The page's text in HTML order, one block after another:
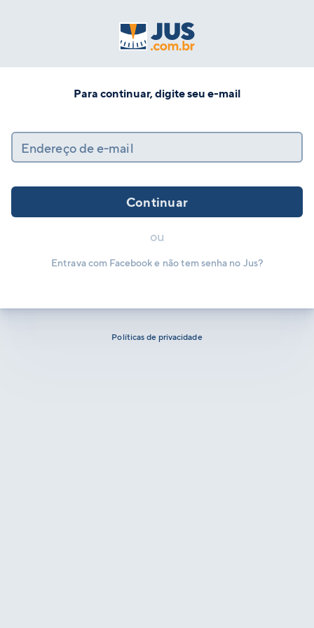
Para continuar, digite seu e-mail
Endereço de e-mail
Continuar
ou
Entrava com Facebook e não tem senha no Jus?
Políticas de privacidade